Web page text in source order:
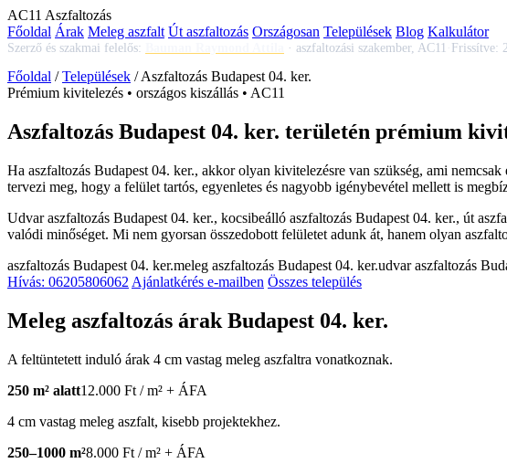
AC11 Aszfaltozás
Főoldal Árak Meleg aszfalt Út aszfaltozás Országosan Települések Blog Kalkulátor
Szerző és szakmai felelős: · aszfaltozási szakember, AC11 Frissítve:
Főoldal /Települések /Aszfaltozás Budapest 04. ker.
Prémium kivitelezés • országos kiszállás • AC11
Aszfaltozás Budapest 04. ker. területén prémium
Ha aszfaltozás Budapest 04. ker., akkor olyan kivitelezésre van szükség, ami
tervezi meg, hogy a felület tartós, egyenletes és nagyobb igénybevétel mellett is
Udvar aszfaltozás Budapest 04. ker., kocsibeálló aszfaltozás Budapest 04. ker., út
valódi minőséget. Mi nem gyorsan összedobott felületet adunk át, hanem olyan
aszfaltozás Budapest 04. ker.meleg aszfaltozás Budapest 04. ker.udvar aszfaltozás
Hívás: 06205806062 Ajánlatkérés e-mailben Összes település
Meleg aszfaltozás árak Budapest 04. ker.
A feltüntetett induló árak 4 cm vastag meleg aszfaltra vonatkoznak.
250 m² alatt12.000 Ft / m² + ÁFA
4 cm vastag meleg aszfalt, kisebb projektekhez.
250–1000 m²8.000 Ft / m² + ÁFA